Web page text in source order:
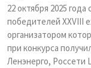
22 октября 2025
победителей XXVIII
организатором
при конкурса
Ленэнерго, Россети